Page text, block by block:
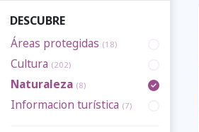
DESCUBRE
Áreas protegidas (18)
Cultura (202)
Naturaleza (8)
Informacion turística (7)